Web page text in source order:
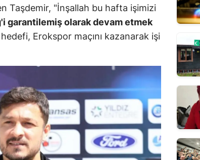
Taşdemir, "İnşallah bu hafta işimizi
garantilemiş olarak devam etmek
Erokspor maçını kazanarak işi